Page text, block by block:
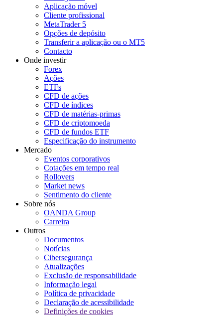
Aplicação móvel
Cliente profissional
MetaTrader 5
Opções de depósito
Transferir a aplicação ou o MT5
Contacto
Onde investir
Forex
Ações
ETFs
CFD de ações
CFD de índices
CFD de matérias-primas
CFD de criptomoeda
CFD de fundos ETF
Especificação do instrumento
Mercado
Eventos corporativos
Cotações em tempo real
Rollovers
Market news
Sentimento do cliente
Sobre nós
OANDA Group
Carreira
Outros
Documentos
Notícias
Cibersegurança
Atualizações
Exclusão de responsabilidade
Informação legal
Política de privacidade
Declaração de acessibilidade
Definições de cookies